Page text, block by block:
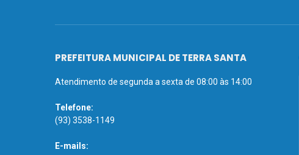
PREFEITURA MUNICIPAL DE TERRA SANTA
Atendimento de segunda a sexta de 08:00 às 14:00
Telefone:
(93) 3538-1149
E-mails: